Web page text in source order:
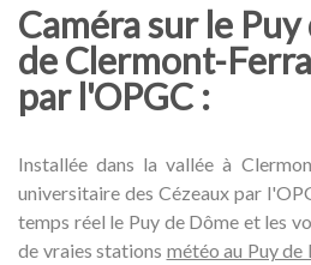
Caméra sur le
de Clermont-
par l'OPGC :
Installée dans la vallée à
universitaire des Cézeaux par
temps réel le Puy de Dôme et les
de vraies stations météo au Puy de